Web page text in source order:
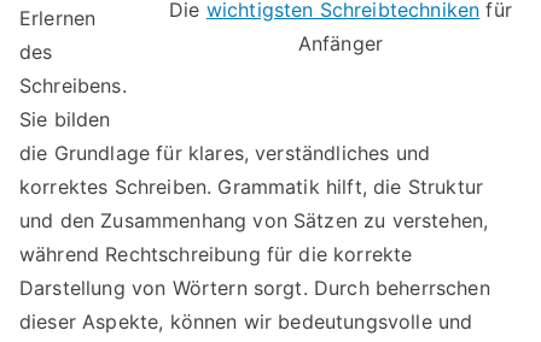
Die wichtigsten Schreibtechniken für
Anfänger
Erlernen
des
Schreibens.
Sie bilden
die Grundlage für klares, verständliches und
korrektes Schreiben. Grammatik hilft, die Struktur
und den Zusammenhang von Sätzen zu verstehen,
während Rechtschreibung für die korrekte
Darstellung von Wörtern sorgt. Durch beherrschen
dieser Aspekte, können wir bedeutungsvolle und